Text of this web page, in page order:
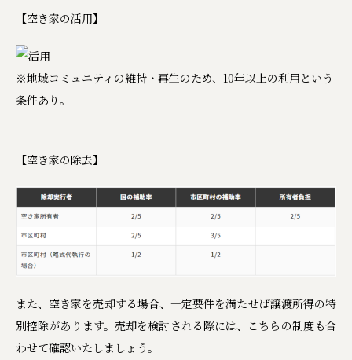
【空き家の活用】
※地域コミュニティの維持・再生のため、10年以上の利用という
条件あり。
【空き家の除去】
また、空き家を売却する場合、一定要件を満たせば譲渡所得の特
別控除があります。売却を検討される際には、こちらの制度も合
わせて確認いたしましょう。